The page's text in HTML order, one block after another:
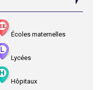
Écoles maternelles
Lycées
Hôpitaux